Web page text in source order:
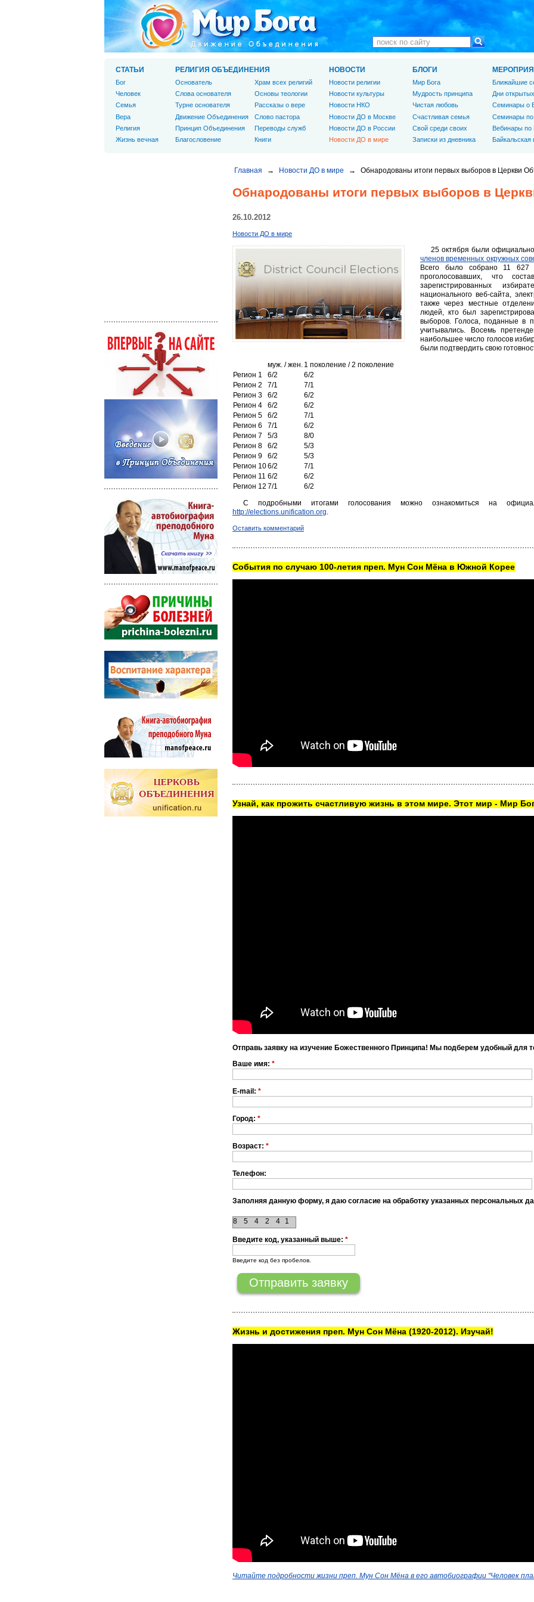
Главная → Новости ДО в мире → Обнародованы итоги первых выборов в Церкви
Обнародованы итоги первых выборов в
26.10.2012
Новости ДО в мире
25 октября были
членов временных окружных
Всего было собрано 11 627
проголосовавших, что
зарегистрированных
национального веб-сайта,
также через местные
людей, кто был
выборов. Голоса, поданные в
учитывались. Восемь
наибольшее число голосов
были подтвердить свою
муж. / жен. 1 поколение / 2 поколение
Регион 1
6/2
6/2
Регион 2
7/1
7/1
Регион 3
6/2
6/2
Регион 4
6/2
6/2
Регион 5
6/2
7/1
Регион 6
7/1
6/2
Регион 7
5/3
8/0
Регион 8
6/2
5/3
Регион 9
6/2
5/3
Регион 106/2
7/1
Регион 11 6/2
6/2
Регион 12 7/1
6/2
С подробными итогами голосования можно ознакомиться на
http://elections.unification.org.
Оставить комментарий
Cобытия по случаю 100-летия преп. Мун Сон Мёна в Южной Корее
Узнай, как прожить счастливую жизнь в этом мире. Этот мир - Мир
Отправь заявку на изучение Божественного Принципа! Мы подберем удобный для
Ваше имя: *
E-mail: *
Город: *
Возраст: *
Телефон:
Заполняя данную форму, я даю согласие на обработку указанных персональных
4
2 1
4
5
8
Введите код, указанный выше: *
Введите код без пробелов.
Жизнь и достижения преп. Мун Сон Мёна (1920-2012). Изучай!
Читайте подробности жизни преп. Мун Сон Мёна в его автобиографии "Человек
СТАТЬИ
Бог
Человек
Cемья
Вера
Религия
Жизнь вечная
РЕЛИГИЯ ОБЪЕДИНЕНИЯ
Основатель
Слова основателя
Турне основателя
Движение Объединения
Принцип Объединения
Благословение
Храм всех религий
Основы теологии
Рассказы о вере
Слово пастора
Переводы служб
Книги
НОВОСТИ
Новости религии
Новости культуры
Новости НКО
Новости ДО в Москве
Новости ДО в России
Новости ДО в мире
БЛОГИ
Мир Бога
Мудрость принципа
Чистая любовь
Счастливая семья
Свой среди своих
Записки из дневника
Ближайшие
Дни
Семинары о
Семинары
Вебинары по
Байкальская